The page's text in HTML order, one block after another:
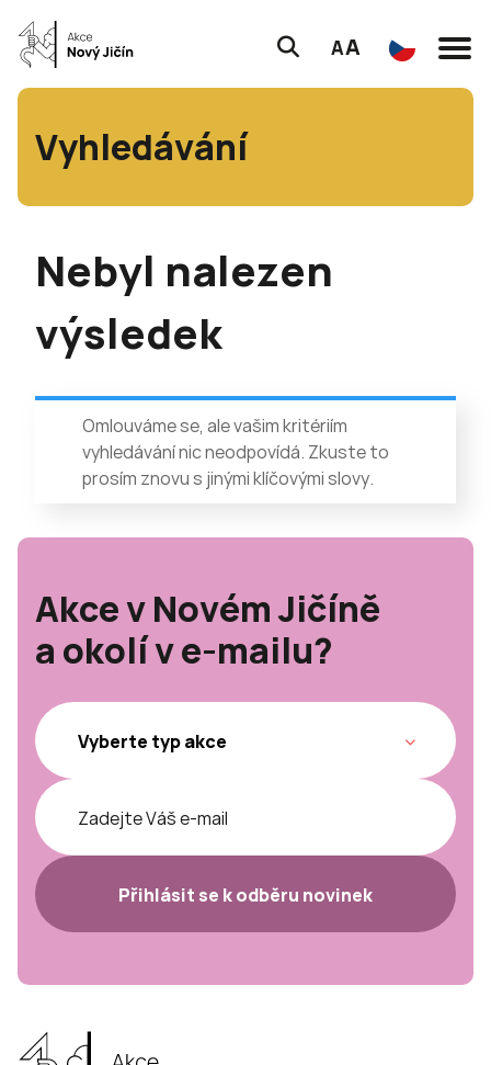
AA
Vyhledávání
Nebyl nalezen
výsledek
Omlouváme se, ale vašim kritériím
vyhledávání nic neodpovídá. Zkuste to
prosím znovu s jinými klíčovými slovy.
Akce v Novém Jičíně
a okolí v e-mailu?
Přihlásit se k odběru novinek